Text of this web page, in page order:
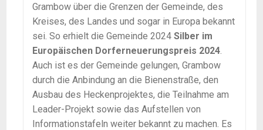
Grambow über die Grenzen der Gemeinde, des
Kreises, des Landes und sogar in Europa bekannt
sei. So erhielt die Gemeinde 2024 Silber im
Europäischen Dorferneuerungspreis 2024.
Auch ist es der Gemeinde gelungen, Grambow
durch die Anbindung an die Bienenstraße, den
Ausbau des Heckenprojektes, die Teilnahme am
Leader-Projekt sowie das Aufstellen von
Informationstafeln weiter bekannt zu machen. Es